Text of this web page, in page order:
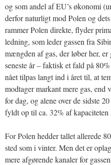
og som andel af EU’s økonomi
derfor naturligt mod Polen og
rammer Polen direkte, flyder
ledning, som leder gassen fra
mængden af gas, der løber her,
seneste år – faktisk et fald på
nået tilpas langt ind i året til, at
modtager markant mere gas, end
for dag, og alene over de sidste
fyldt op til ca. 32% af
For Polen hedder tallet allerede
sted som i vinter. Men det er
mere afgørende kanaler for